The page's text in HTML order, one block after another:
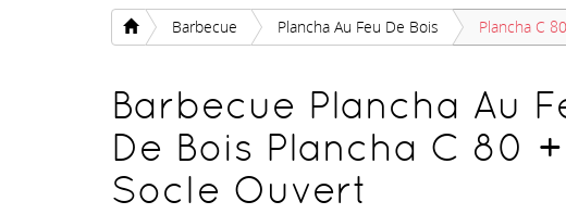
Barbecue Plancha Au Feu De Bois Plancha C
Barbecue Plancha Au
De Bois Plancha C 80 +
Socle Ouvert